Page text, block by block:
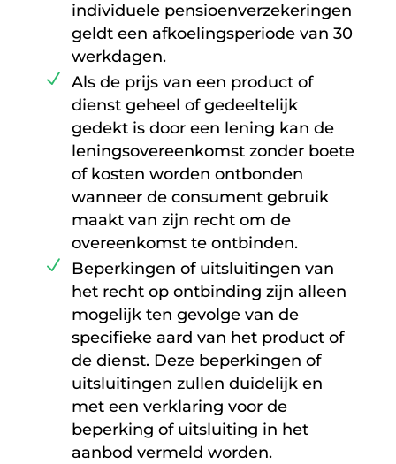
individuele pensioenverzekeringen
geldt een afkoelingsperiode van 30
werkdagen.
Als de prijs van een product of
dienst geheel of gedeeltelijk
gedekt is door een lening kan de
leningsovereenkomst zonder boete
of kosten worden ontbonden
wanneer de consument gebruik
maakt van zijn recht om de
overeenkomst te ontbinden.
Beperkingen of uitsluitingen van
het recht op ontbinding zijn alleen
mogelijk ten gevolge van de
specifieke aard van het product of
de dienst. Deze beperkingen of
uitsluitingen zullen duidelijk en
met een verklaring voor de
beperking of uitsluiting in het
aanbod vermeld worden.